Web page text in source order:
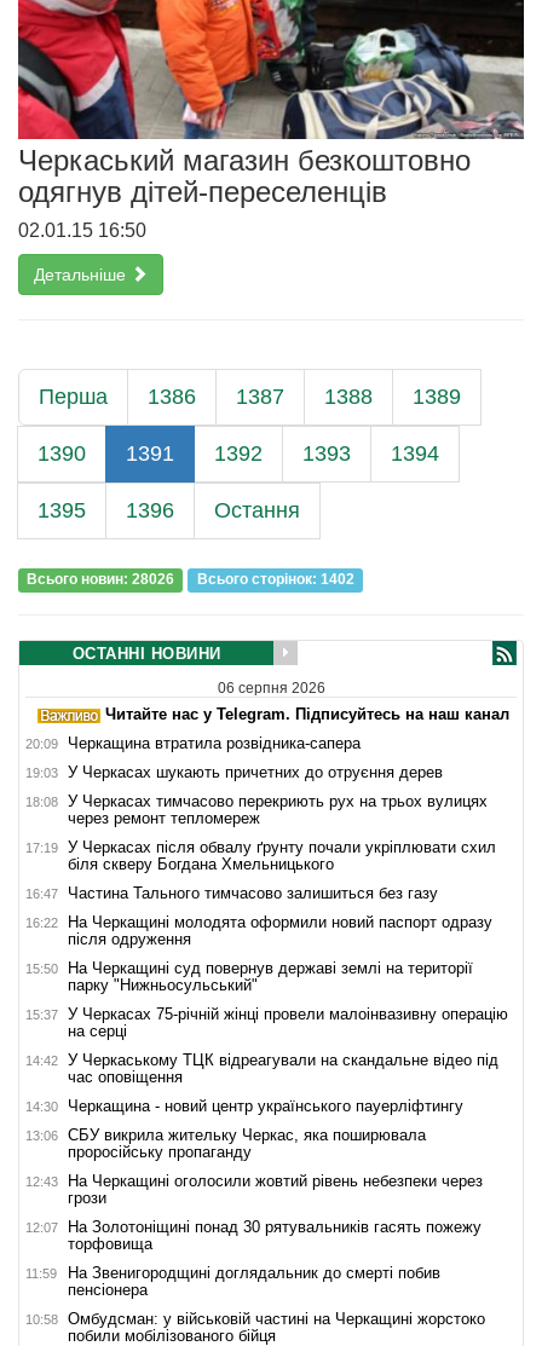
Черкаський магазин безкоштовно
одягнув дітей-переселенців
02.01.15 16:50
Детальніше
Перша 1386 1387 1388 1389
1390 1391 1392 1393 1394
1395 1396 Остання
Всього новин: 28026 Всього сторiнок: 1402
ОСТАННІ НОВИНИ
06 серпня 2026
Читайте нас у Telegram. Підписуйтесь на наш канал
20:09 Черкащина втратила розвідника-сапера
19:03 У Черкасах шукають причетних до отруєння дерев
18:08
У Черкасах тимчасово перекриють рух на трьох вулицях
через ремонт тепломереж
17:19
У Черкасах після обвалу ґрунту почали укріплювати схил
біля скверу Богдана Хмельницького
16:47 Частина Тального тимчасово залишиться без газу
16:22
На Черкащині молодята оформили новий паспорт одразу
після одруження
15:50
На Черкащині суд повернув державі землі на території
парку "Нижньосульський"
15:37
У Черкасах 75-річній жінці провели малоінвазивну операцію
на серці
14:42
У Черкаському ТЦК відреагували на скандальне відео під
час оповіщення
14:30 Черкащина - новий центр українського пауерліфтингу
13:06
СБУ викрила жительку Черкас, яка поширювала
проросійську пропаганду
12:43
На Черкащині оголосили жовтий рівень небезпеки через
грози
12:07
На Золотоніщині понад 30 рятувальників гасять пожежу
торфовища
11:59
На Звенигородщині доглядальник до смерті побив
пенсіонера
10:58
Омбудсман: у військовій частині на Черкащині жорстоко
побили мобілізованого бійця